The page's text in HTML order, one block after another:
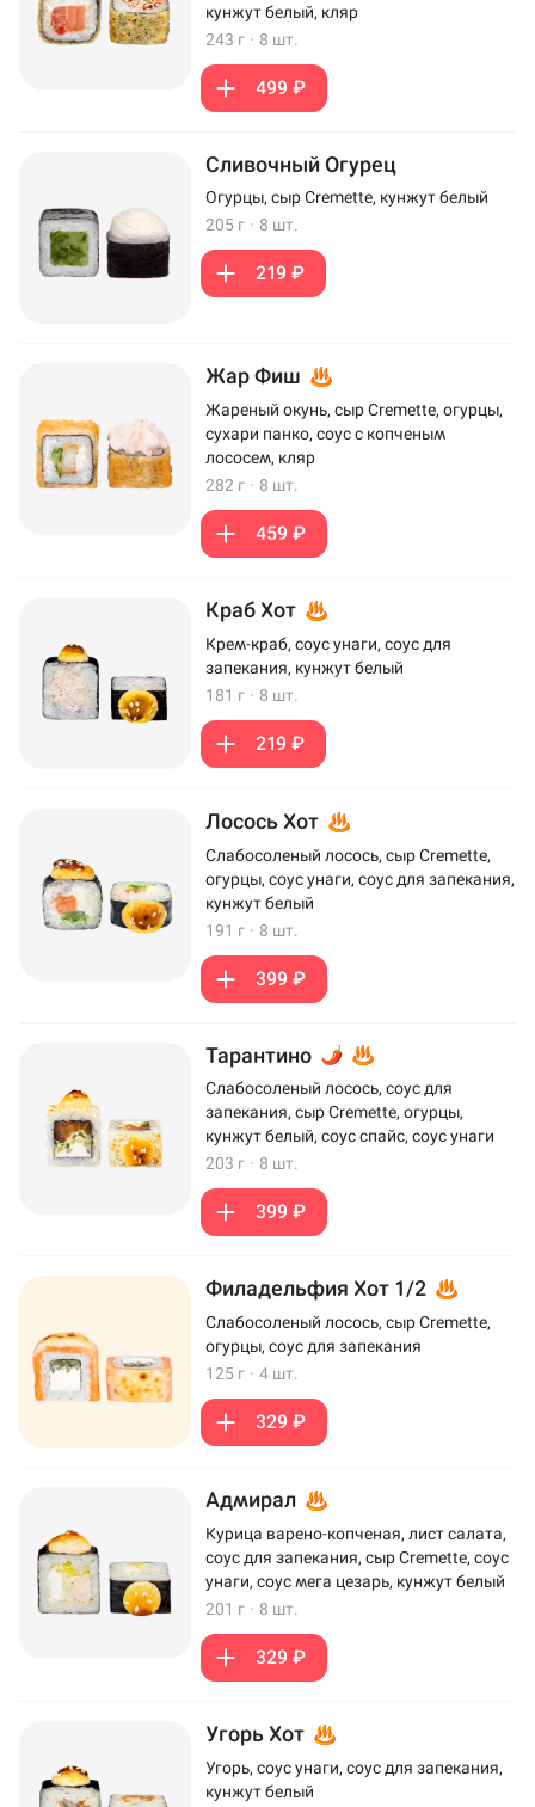
кунжут белый, кляр
243 г · 8 шт.
499 ₽
Сливочный Огурец
Огурцы, сыр Cremette, кунжут белый
205 г · 8 шт.
219 ₽
Жар Фиш
Жареный окунь, сыр Cremette, огурцы,
сухари панко, соус с копченым
лососем, кляр
282 г · 8 шт.
459 ₽
Краб Хот
Крем-краб, соус унаги, соус для
запекания, кунжут белый
181 г · 8 шт.
219 ₽
Лосось Хот
Слабосоленый лосось, сыр Cremette,
огурцы, соус унаги, соус для запекания,
кунжут белый
191 г · 8 шт.
399 ₽
Тарантино
Слабосоленый лосось, соус для
запекания, сыр Cremette, огурцы,
кунжут белый, соус спайс, соус унаги
203 г · 8 шт.
399 ₽
Филадельфия Хот 1/2
Слабосоленый лосось, сыр Cremette,
огурцы, соус для запекания
125 г · 4 шт.
329 ₽
Адмирал
Курица варено-копченая, лист салата,
соус для запекания, сыр Cremette, соус
унаги, соус мега цезарь, кунжут белый
201 г · 8 шт.
329 ₽
Угорь Хот
Угорь, соус унаги, соус для запекания,
кунжут белый